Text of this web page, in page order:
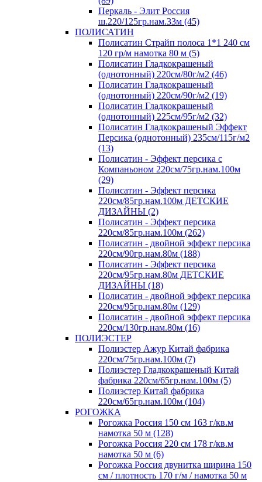
Перкаль - Элит Россия
ш.220/125гр.нам.33м (45)
ПОЛИСАТИН
Полисатин Страйп полоса 1*1 240 см
120 гр/м намотка 80 м (5)
Полисатин Гладкокрашеный
(однотонный) 220см/80г/м2 (46)
Полисатин Гладкокрашеный
(однотонный) 220см/90г/м2 (19)
Полисатин Гладкокрашеный
(однотонный) 225см/95г/м2 (32)
Полисатин Гладкокрашеный Эффект
Персика (однотонный) 235см/115г/м2
(13)
Полисатин - Эффект персика с
Компаньоном 220см/75гр.нам.100м
(29)
Полисатин - Эффект персика
220см/85гр.нам.100м ДЕТСКИЕ
ДИЗАЙНЫ (2)
Полисатин - Эффект персика
220см/85гр.нам.100м (262)
Полисатин - двойной эффект персика
220см/90гр.нам.80м (188)
Полисатин - Эффект персика
220см/95гр.нам.80м ДЕТСКИЕ
ДИЗАЙНЫ (18)
Полисатин - двойной эффект персика
220см/95гр.нам.80м (129)
Полисатин - двойной эффект персика
220см/130гр.нам.80м (16)
ПОЛИЭСТЕР
Полиэстер Ажур Китай фабрика
220см/75гр.нам.100м (7)
Полиэстер Гладкокрашеный Китай
фабрика 220см/65гр.нам.100м (5)
Полиэстер Китай фабрика
220см/65гр.нам.100м (104)
РОГОЖКА
Рогожка Россия 150 см 163 г/кв.м
намотка 50 м (128)
Рогожка Россия 220 см 178 г/кв.м
намотка 50 м (6)
Рогожка Россия двунитка ширина 150
см / плотность 170 г/м / намотка 50 м